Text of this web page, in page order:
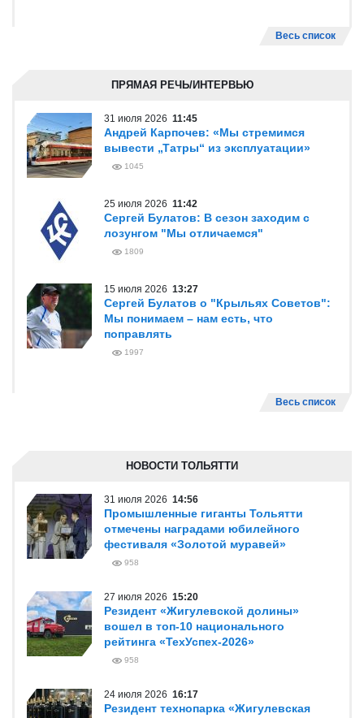
Весь список
ПРЯМАЯ РЕЧЬ/ИНТЕРВЬЮ
31 июля 2026 11:45
Андрей Карпочев: «Мы стремимся
вывести „Татры“ из эксплуатации»
1045
25 июля 2026 11:42
Сергей Булатов: В сезон заходим с
лозунгом "Мы отличаемся"
1809
15 июля 2026 13:27
Сергей Булатов о "Крыльях Советов":
Мы понимаем – нам есть, что
поправлять
1997
Весь список
НОВОСТИ ТОЛЬЯТТИ
31 июля 2026 14:56
Промышленные гиганты Тольятти
отмечены наградами юбилейного
фестиваля «Золотой муравей»
958
27 июля 2026 15:20
Резидент «Жигулевской долины»
вошел в топ-10 национального
рейтинга «ТехУспех-2026»
958
24 июля 2026 16:17
Резидент технопарка «Жигулевская